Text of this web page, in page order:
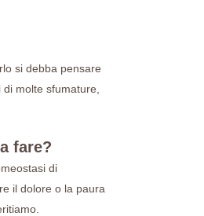
si debba pensare
molte sfumature,
fare?
di
il dolore o la paura